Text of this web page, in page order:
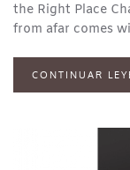
the Right Place
from afar comes
CONTINUAR